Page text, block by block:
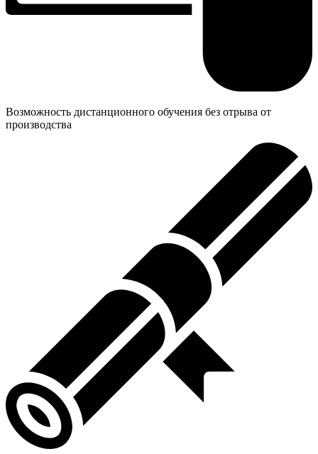
Возможность дистанционного обучения без отрыва от
производства